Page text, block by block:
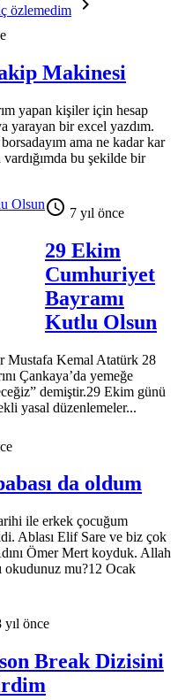
özlemedim

Makinesi
yapan kişiler için hesap
yarayan bir excel yazdım.
ama ne kadar kar
bu şekilde bir
 7 yıl önce
29 Ekim
Cumhuriyet
Bayramı
Kutlu Olsun
Mustafa Kemal Atatürk 28
Çankaya’da yemeğe
demiştir.29 Ekim günü
yasal düzenlemeler...
da oldum
ile erkek çocuğum
Ablası Elif Sare ve biz çok
Ömer Mert koyduk. Allah
okudunuz mu?12 Ocak
yıl önce
Break Dizisini